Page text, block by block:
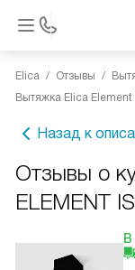
Elica Отзывы
Вытяжка Elica
Назад к
Отзывы о
ELEMENT
В